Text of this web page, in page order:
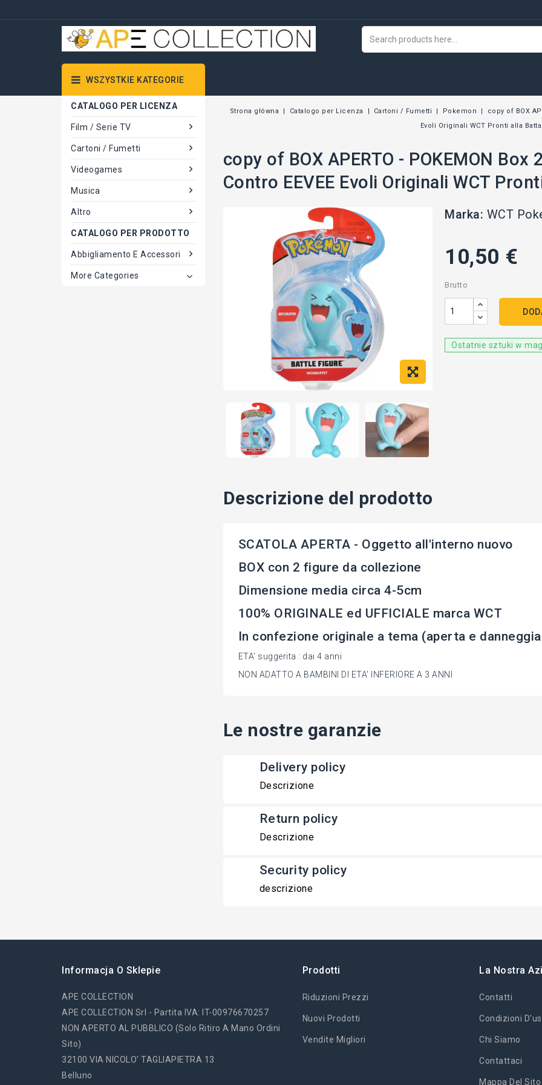
WSZYSTKIE KATEGORIE
CATALOGO PER LICENZA
Film / Serie TV
Cartoni / Fumetti
Videogames
Musica
Altro
CATALOGO PER PRODOTTO
Abbigliamento E Accessori
More Categories
Strona główna Catalogo per Licenza Cartoni / Fumetti Pokemon
copy of BOX
Evoli Originali WCT Pronti alla
copy of BOX APERTO - POKEMON Box
Contro EEVEE Evoli Originali WCT
Marka: WCT
10,50 €
Brutto
Ostatnie sztuki w
Descrizione del prodotto
SCATOLA APERTA - Oggetto all'interno nuovo
BOX con 2 figure da collezione
Dimensione media circa 4-5cm
100% ORIGINALE ed UFFICIALE marca WCT
In confezione originale a tema (aperta e
ETA' suggerita : dai 4 anni
NON ADATTO A BAMBINI DI ETA' INFERIORE A 3 ANNI
Le nostre garanzie
Delivery policy
Descrizione
Return policy
Descrizione
Security policy
descrizione
Informacja O Sklepie
APE COLLECTION
APE COLLECTION Srl - Partita IVA: IT-00976670257
NON APERTO AL PUBBLICO (solo Ritiro A Mano Ordini
Sito)
32100 VIA NICOLO' TAGLIAPIETRA 13
Belluno
Prodotti
Riduzioni Prezzi
Nuovi Prodotti
Vendite Migliori
La Nostra
Contatti
Condizioni
Chi Siamo
Contattaci
Mappa Del Sito